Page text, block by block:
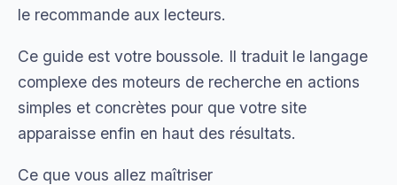
le recommande aux lecteurs.
Ce guide est votre boussole. Il traduit le langage
complexe des moteurs de recherche en actions
simples et concrètes pour que votre site
apparaisse enfin en haut des résultats.
Ce que vous allez maîtriser